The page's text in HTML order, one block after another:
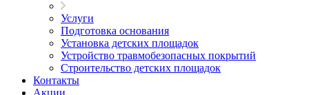
Услуги
Подготовка основания
Установка детских площадок
Устройство травмобезопасных покрытий
Строительство детских площадок
Контакты
Акции